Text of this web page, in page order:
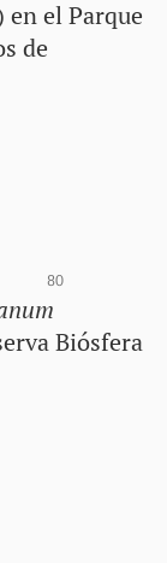
en el Parque
de
80
Biósfera